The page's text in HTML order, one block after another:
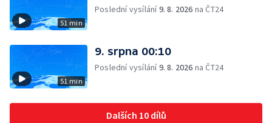
51 min
Poslední vysílání9. 8. 2026 na ČT24
51 min
9. srpna 00:10
Poslední vysílání9. 8. 2026 na ČT24
Dalších 10 dílů